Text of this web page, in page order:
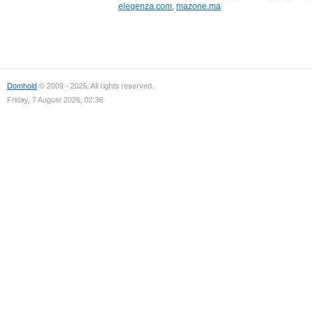
elegenza.com, mazone.ma
Domhold © 2009 - 2026. All rights reserved.
Friday, 7 August 2026, 02:38